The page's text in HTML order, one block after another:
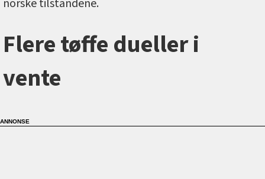
Flere tøffe dueller i
vente